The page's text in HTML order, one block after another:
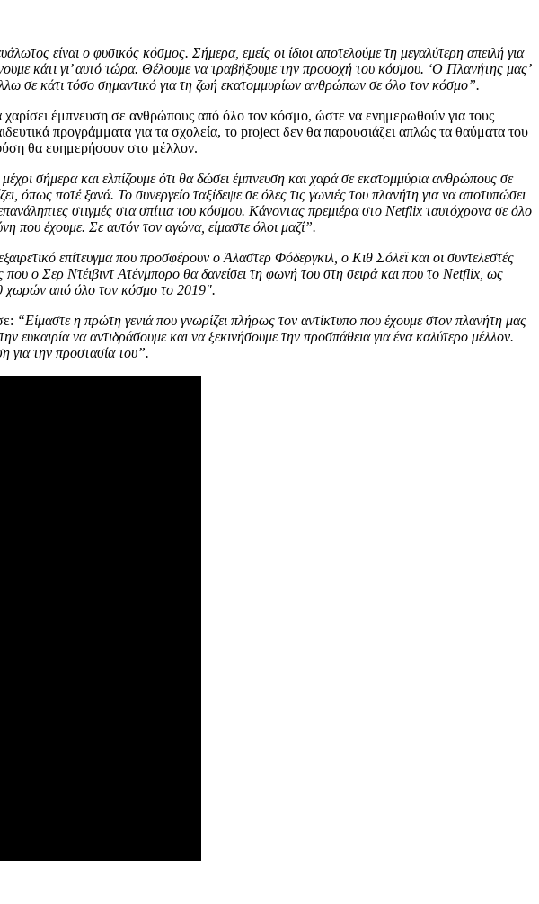
είναι ο φυσικός κόσμος. Σήμερα, εμείς οι ίδιοι αποτελούμε τη μεγαλύτερη απειλή για
κάτι γι’ αυτό τώρα. Θέλουμε να τραβήξουμε την προσοχή του κόσμου. ‘Ο Πλανήτης μας’
σε κάτι τόσο σημαντικό για τη ζωή εκατομμυρίων ανθρώπων σε όλο τον κόσμο”.
έμπνευση σε ανθρώπους από όλο τον κόσμο, ώστε να ενημερωθούν για τους
προγράμματα για τα σχολεία, το project δεν θα παρουσιάζει απλώς τα θαύματα του
θα ευημερήσουν στο μέλλον.
μέχρι σήμερα και ελπίζουμε ότι θα δώσει έμπνευση και χαρά σε εκατομμύρια ανθρώπους σε
όπως ποτέ ξανά. Το συνεργείο ταξίδεψε σε όλες τις γωνιές του πλανήτη για να αποτυπώσει
στιγμές στα σπίτια του κόσμου. Κάνοντας πρεμιέρα στο Netflix ταυτόχρονα σε όλο
που έχουμε. Σε αυτόν τον αγώνα, είμαστε όλοι μαζί”.
επίτευγμα που προσφέρουν ο Άλαστερ Φόδεργκιλ, ο Κιθ Σόλεϊ και οι συντελεστές
ο Σερ Ντέιβιντ Ατένμπορο θα δανείσει τη φωνή του στη σειρά και που το Netflix, ως
χωρών από όλο τον κόσμο το 2019″.
“Είμαστε η πρώτη γενιά που γνωρίζει πλήρως τον αντίκτυπο που έχουμε στον πλανήτη μας
ευκαιρία να αντιδράσουμε και να ξεκινήσουμε την προσπάθεια για ένα καλύτερο μέλλον.
για την προστασία του”.